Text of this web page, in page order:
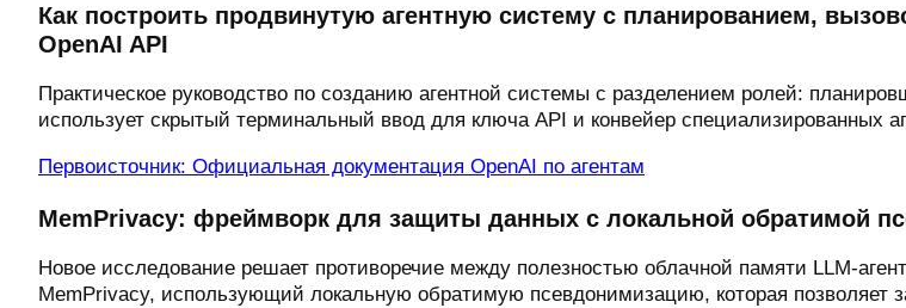
Как построить продвинутую агентную систему с планированием,
OpenAI API
Практическое руководство по созданию агентной системы с разделением ролей:
использует скрытый терминальный ввод для ключа API и конвейер специализированных
Первоисточник: Официальная документация OpenAI по агентам
MemPrivacy: фреймворк для защиты данных с локальной обратимой
Новое исследование решает противоречие между полезностью облачной памяти LLM-
MemPrivacy, использующий локальную обратимую псевдонимизацию, которая позволяет